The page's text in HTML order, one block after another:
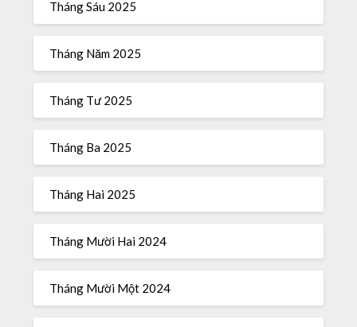
Tháng Sáu 2025
Tháng Năm 2025
Tháng Tư 2025
Tháng Ba 2025
Tháng Hai 2025
Tháng Mười Hai 2024
Tháng Mười Một 2024